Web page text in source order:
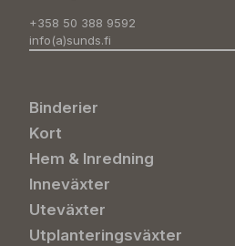
+358 50 388 9592
info(a)sunds.fi
Binderier
Kort
Hem & Inredning
Inneväxter
Uteväxter
Utplanteringsväxter